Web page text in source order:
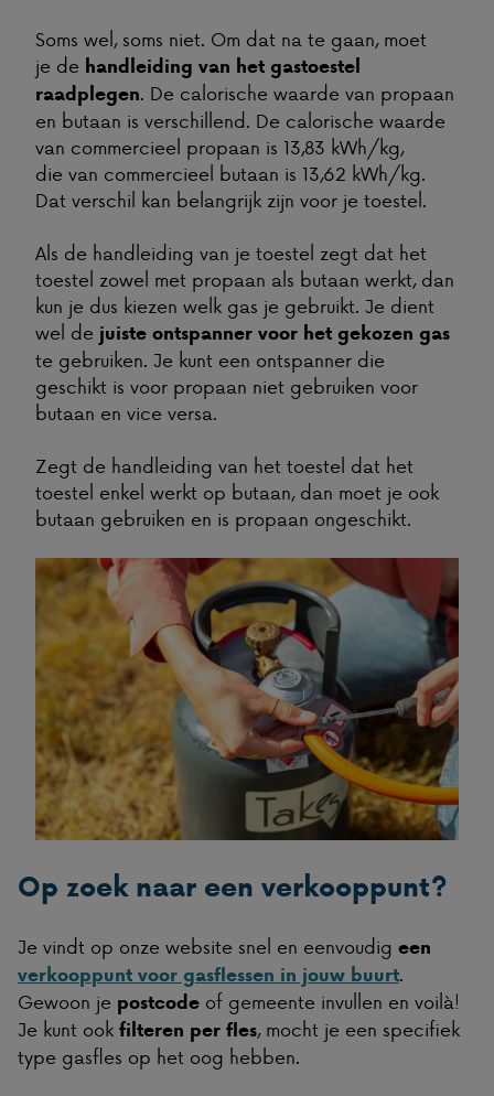
Soms wel, soms niet. Om dat na te gaan, moet
je de handleiding van het gastoestel
raadplegen. De calorische waarde van propaan
en butaan is verschillend. De calorische waarde
van commercieel propaan is 13,83 kWh/kg,
die van commercieel butaan is 13,62 kWh/kg.
Dat verschil kan belangrijk zijn voor je toestel.
Als de handleiding van je toestel zegt dat het
toestel zowel met propaan als butaan werkt, dan
kun je dus kiezen welk gas je gebruikt. Je dient
wel de juiste ontspanner voor het gekozen gas
te gebruiken. Je kunt een ontspanner die
geschikt is voor propaan niet gebruiken voor
butaan en vice versa.
Zegt de handleiding van het toestel dat het
toestel enkel werkt op butaan, dan moet je ook
butaan gebruiken en is propaan ongeschikt.
Op zoek naar een verkooppunt?
Je vindt op onze website snel en eenvoudig een
verkooppunt voor gasflessen in jouw buurt.
Gewoon je postcode of gemeente invullen en voilà!
Je kunt ook filteren per fles, mocht je een specifiek
type gasfles op het oog hebben.